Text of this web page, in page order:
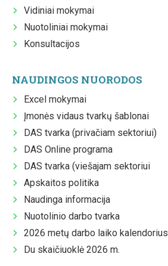
Vidiniai mokymai
Nuotoliniai mokymai
Konsultacijos
NAUDINGOS NUORODOS
Excel mokymai
Įmonės vidaus tvarkų šablonai
DAS tvarka (privačiam sektoriui)
DAS Online programa
DAS tvarka (viešajam sektoriui
Apskaitos politika
Naudinga informacija
Nuotolinio darbo tvarka
2026 metų darbo laiko kalendorius
Du skaičiuoklė 2026 m.